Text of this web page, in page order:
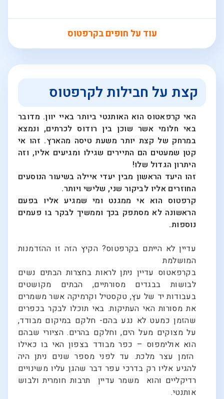
עוד על חופים בקרפטוס
קצת על חבילות לקרפטוס
האי קרפאטוס הוא האותנטי ביותר באיי יוון. מדובר
באי חלומי אשר שוכן בין רודוס לכרתים, ונמצא
במרחק של קצת יותר משעת טיסה מהארץ. זהו אי
קטן שמעטים הם התיירים שגילו ומגיעים אליו, וזה
היתרון הגדול שלו!
זהו היעד הראשון מבין יעדי איילה בשיעור הנוסעים
החוזרים אליו לביקור שני, שלישי ויותר.
קרפטוס הוא אי ממגנט ומי שמגיע אליו בפעם
הראשונה לא מסתפק בכך וממשיך לבקר בו פעמים
נוספות.
עדיין לא הייתם בקרפטוס? הקיץ הזה זו ההזדמנות
המושלמת
בקרפאטוס עדיין ניתן לראות בחצרות הבתים נשים
לבושות בבגדים מסורתיים, הבתים מקושטים
בעבודות יד של עץ, טקסטיל וקרמיקה אשר משמרים
את מסורות האי העתיקות. באי תוכלו לבקר בכפרים
שהזמן כמעט לא נגע בהם- חלקם במיקום מבודד,
על מצוקים מעל הים, וחלקם בהרים. הציורי שבהם
הוא אולימפוס – כפר מבודד בצפון האי בו כאילו
הזמן עצר מלכת. עד לפני מספר שנים ניתן היה
להגיע אליו רק בדרכי עפר דבר שהגן עליו משינויים
רדיקליים והוא משמר עדיין תרבות חומרית ולבוש
אותנטי.